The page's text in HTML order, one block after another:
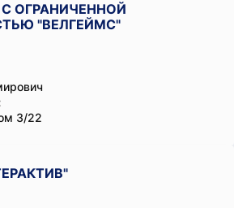
ОГРАНИЧЕННОЙ
"ВЕЛГЕЙМС"
3/22